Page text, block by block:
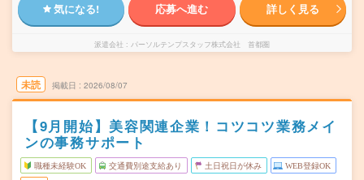
気になる! 応募へ進む 詳しく見る
派遣会社 パーソルテンプスタッフ株式会社 首都圏
未読 掲載日 2026/08/07
【9月開始】美容関連企業！コツコツ業務メイ
ンの事務サポート
職種未経験OK 交通費別途支給あり 土日祝日が休み WEB登録OK